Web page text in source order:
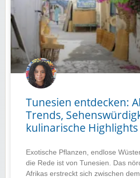
Tunesien entdecken:
Trends,
kulinarische Highlights
Exotische Pflanzen, endlose
die Rede ist von Tunesien. Das
Afrikas erstreckt sich zwischen dem